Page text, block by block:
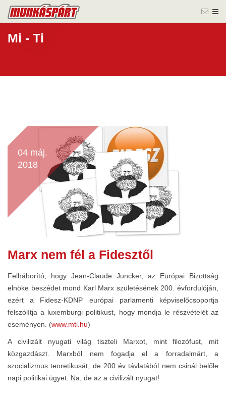
Mi - Ti
04 máj.
2018
Marx nem fél a Fidesztől
Felháborító, hogy Jean-Claude Juncker, az Európai Bizottság
elnöke beszédet mond Karl Marx születésének 200. évfordulóján,
ezért a Fidesz-KDNP európai parlamenti képviselőcsoportja
felszólítja a luxemburgi politikust, hogy mondja le részvételét az
eseményen. (www.mti.hu)
A civilizált nyugati világ tiszteli Marxot, mint filozófust, mit
közgazdászt. Marxból nem fogadja el a forradalmárt, a
szocializmus teoretikusát, de 200 év távlatából nem csinál belőle
napi politikai ügyet. Na, de az a civilizált nyugat!